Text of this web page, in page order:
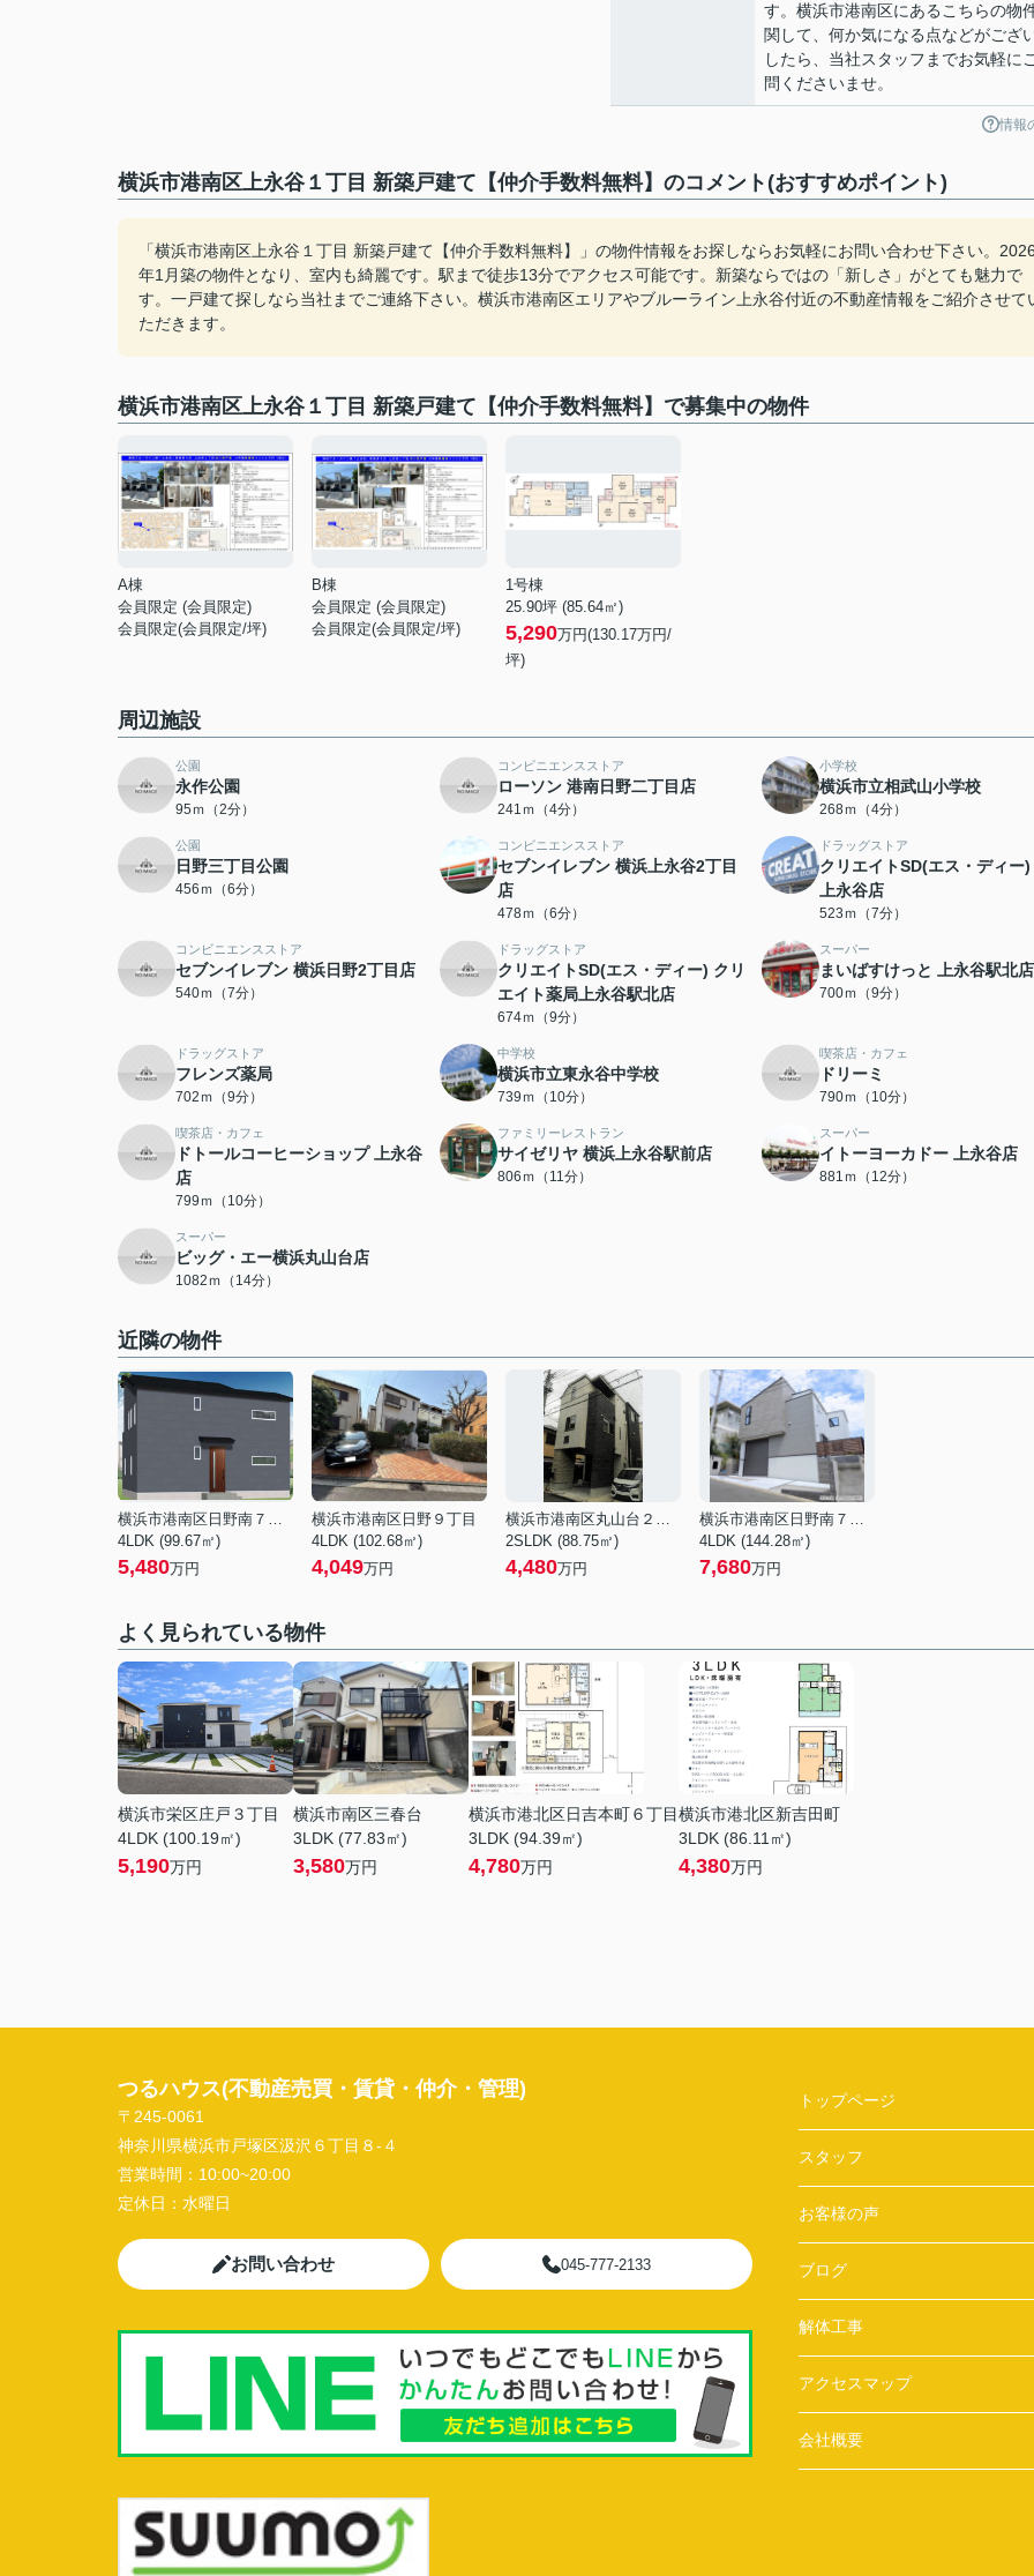
す。横浜市港南区にあるこちらの物
関して、何か気になる点などがござ
したら、当社スタッフまでお気軽に
問くださいませ。
情報
横浜市港南区上永谷１丁目 新築戸建て【仲介手数料無料】のコメント(おすすめポイント)
「横浜市港南区上永谷１丁目 新築戸建て【仲介手数料無料】」の物件情報をお探しならお気軽にお問い合わせ下さい。
年1月築の物件となり、室内も綺麗です。駅まで徒歩13分でアクセス可能です。新築ならではの「新しさ」がとても魅力で
す。一戸建て探しなら当社までご連絡下さい。横浜市港南区エリアやブルーライン上永谷付近の不動産情報をご紹介させて
ただきます。
横浜市港南区上永谷１丁目 新築戸建て【仲介手数料無料】で募集中の物件
A棟
会員限定 (会員限定)
会員限定(会員限定/坪)
B棟
会員限定 (会員限定)
会員限定(会員限定/坪)
1号棟
25.90坪 (85.64㎡)
5,290万円(130.17万円/
坪)
周辺施設
公園
永作公園
95ｍ（2分）
コンビニエンスストア
ローソン 港南日野二丁目店
241ｍ（4分）
小学校
横浜市立相武山小学校
268ｍ（4分）
公園
日野三丁目公園
456ｍ（6分）
コンビニエンスストア
セブンイレブン 横浜上永谷2丁目
店
478ｍ（6分）
ドラッグストア
クリエイトSD(エス・ディー
上永谷店
523ｍ（7分）
コンビニエンスストア
セブンイレブン 横浜日野2丁目店
540ｍ（7分）
ドラッグストア
クリエイトSD(エス・ディー) クリ
エイト薬局上永谷駅北店
674ｍ（9分）
スーパー
まいばすけっと 上永谷駅北店
700ｍ（9分）
ドラッグストア
フレンズ薬局
702ｍ（9分）
中学校
横浜市立東永谷中学校
739ｍ（10分）
喫茶店・カフェ
ドリーミ
790ｍ（10分）
喫茶店・カフェ
ドトールコーヒーショップ 上永谷
店
799ｍ（10分）
ファミリーレストラン
サイゼリヤ 横浜上永谷駅前店
806ｍ（11分）
スーパー
イトーヨーカドー 上永谷店
881ｍ（12分）
スーパー
ビッグ・エー横浜丸山台店
1082ｍ（14分）
近隣の物件
横浜市港南区日野南７丁目
4LDK (99.67㎡)
5,480万円
横浜市港南区日野９丁目
4LDK (102.68㎡)
4,049万円
横浜市港南区丸山台２丁目
2SLDK (88.75㎡)
4,480万円
横浜市港南区日野南７丁目
4LDK (144.28㎡)
7,680万円
よく見られている物件
横浜市栄区庄戸３丁目
4LDK (100.19㎡)
5,190万円
横浜市南区三春台
3LDK (77.83㎡)
3,580万円
横浜市港北区日吉本町６丁目
3LDK (94.39㎡)
4,780万円
横浜市港北区新吉田町
3LDK (86.11㎡)
4,380万円
つるハウス(不動産売買・賃貸・仲介・管理)
〒245-0061
神奈川県横浜市戸塚区汲沢６丁目８-４
営業時間： 10:00~20:00
定休日： 水曜日
お問い合わせ 045-777-2133
トップページ
スタッフ
お客様の声
ブログ
解体工事
アクセスマップ
会社概要